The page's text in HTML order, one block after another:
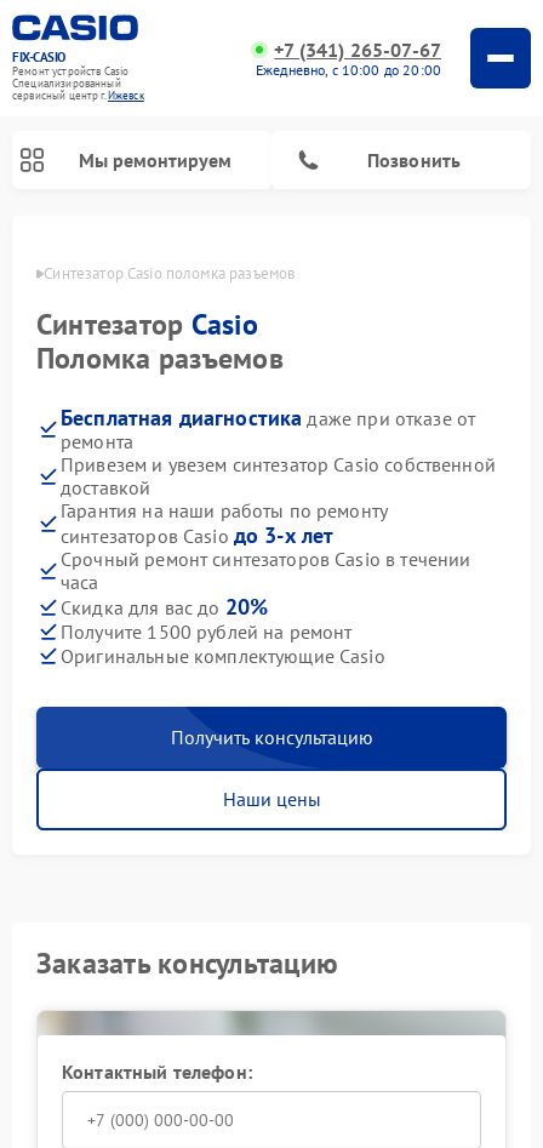
FIX-CASIO
Ремонт устройств Casio
Специализированный
cервисный центр г.Ижевск
+7 (341) 265-07-67
Ежедневно, с 10:00 до 20:00
Мы ремонтируем Позвонить
Синтезатор Casio поломка разъемов
Синтезатор Casio
Поломка разъемов
Бесплатная диагностика даже при отказе от
ремонта
Привезем и увезем синтезатор Casio собственной
доставкой
Гарантия на наши работы по ремонту
синтезаторов Casio до 3-х лет
Срочный ремонт синтезаторов Casio в течении
часа
Скидка для вас до 20%
Получите 1500 рублей на ремонт
Оригинальные комплектующие Casio
Получить консультацию
Наши цены
Заказать консультацию
Контактный телефон: